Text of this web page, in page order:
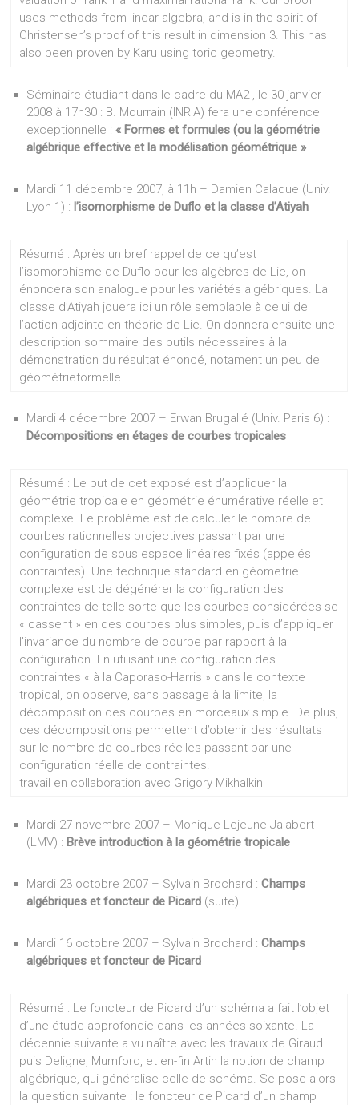
uses methods from linear algebra, and is in the spirit of
Christensen’s proof of this result in dimension 3. This has
also been proven by Karu using toric geometry.
Séminaire étudiant dans le cadre du MA2 , le 30 janvier
2008 à 17h30 : B. Mourrain (INRIA) fera une conférence
exceptionnelle :« Formes et formules (ou la géométrie
algébrique effective et la modélisation géométrique »
Mardi 11 décembre 2007, à 11h – Damien Calaque (Univ.
Lyon 1) : l’isomorphisme de Duflo et la classe d’Atiyah
Résumé : Après un bref rappel de ce qu’est
l’isomorphisme de Duflo pour les algèbres de Lie, on
énoncera son analogue pour les variétés algébriques. La
classe d’Atiyah jouera ici un rôle semblable à celui de
l’action adjointe en théorie de Lie. On donnera ensuite une
description sommaire des outils nécessaires à la
démonstration du résultat énoncé, notament un peu de
géométrieformelle.
Mardi 4 décembre 2007 – Erwan Brugallé (Univ. Paris 6) :
Décompositions en étages de courbes tropicales
Résumé : Le but de cet exposé est d’appliquer la
géométrie tropicale en géométrie énumérative réelle et
complexe. Le problème est de calculer le nombre de
courbes rationnelles projectives passant par une
configuration de sous espace linéaires fixés (appelés
contraintes). Une technique standard en géometrie
complexe est de dégénérer la configuration des
contraintes de telle sorte que les courbes considérées se
« cassent » en des courbes plus simples, puis d’appliquer
l’invariance du nombre de courbe par rapport à la
configuration. En utilisant une configuration des
contraintes « à la Caporaso-Harris » dans le contexte
tropical, on observe, sans passage à la limite, la
décomposition des courbes en morceaux simple. De plus,
ces décompositions permettent d’obtenir des résultats
sur le nombre de courbes réelles passant par une
configuration réelle de contraintes.
travail en collaboration avec Grigory Mikhalkin
Mardi 27 novembre 2007 – Monique Lejeune-Jalabert
(LMV) : Brève introduction à la géométrie tropicale
Mardi 23 octobre 2007 – Sylvain Brochard :Champs
algébriques et foncteur de Picard (suite)
Mardi 16 octobre 2007 – Sylvain Brochard :Champs
algébriques et foncteur de Picard
Résumé : Le foncteur de Picard d’un schéma a fait l’objet
d’une étude approfondie dans les années soixante. La
décennie suivante a vu naître avec les travaux de Giraud
puis Deligne, Mumford, et en-fin Artin la notion de champ
algébrique, qui généralise celle de schéma. Se pose alors
la question suivante : le foncteur de Picard d’un champ